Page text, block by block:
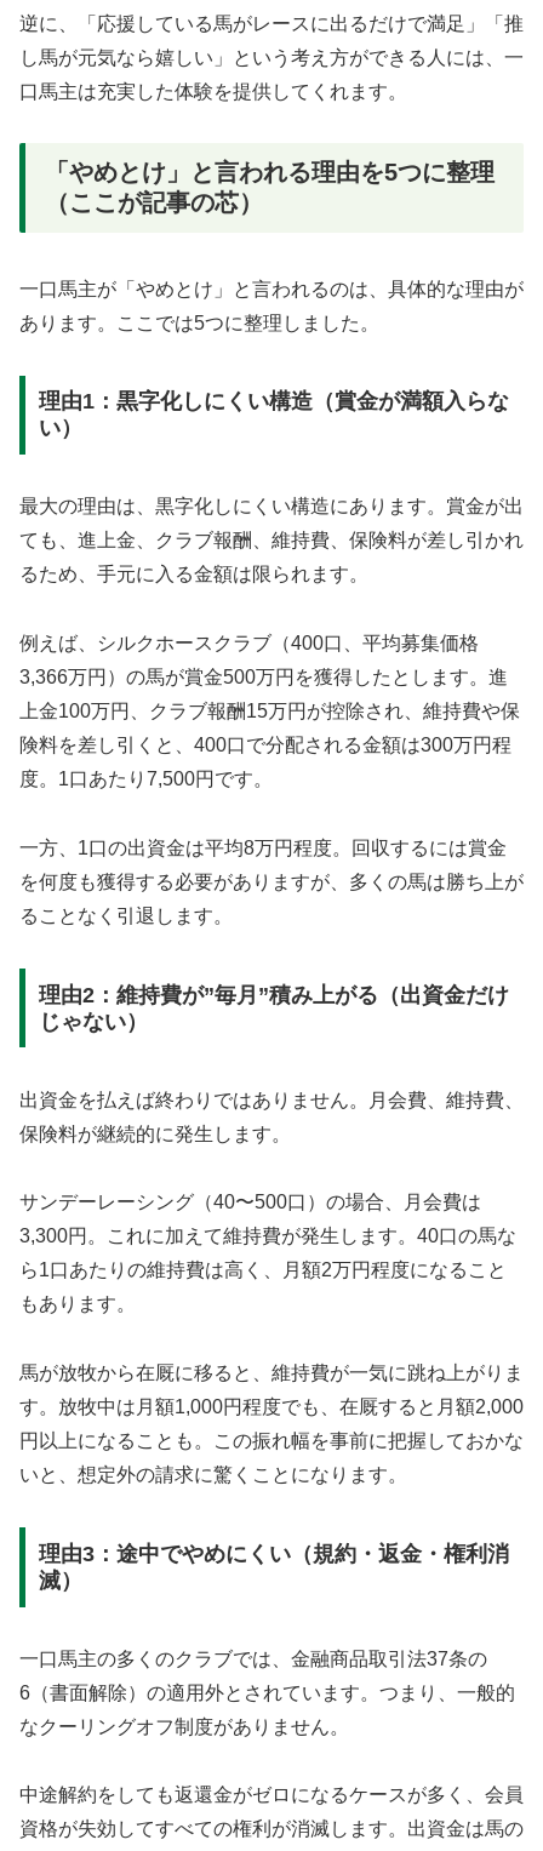
逆に、「応援している馬がレースに出るだけで満足」「推
し馬が元気なら嬉しい」という考え方ができる人には、一
口馬主は充実した体験を提供してくれます。
「やめとけ」と言われる理由を5つに整理
（ここが記事の芯）
一口馬主が「やめとけ」と言われるのは、具体的な理由が
あります。ここでは5つに整理しました。
理由1：黒字化しにくい構造（賞金が満額入らな
い）
最大の理由は、黒字化しにくい構造にあります。賞金が出
ても、進上金、クラブ報酬、維持費、保険料が差し引かれ
るため、手元に入る金額は限られます。
例えば、シルクホースクラブ（400口、平均募集価格
3,366万円）の馬が賞金500万円を獲得したとします。進
上金100万円、クラブ報酬15万円が控除され、維持費や保
険料を差し引くと、400口で分配される金額は300万円程
度。1口あたり7,500円です。
一方、1口の出資金は平均8万円程度。回収するには賞金
を何度も獲得する必要がありますが、多くの馬は勝ち上が
ることなく引退します。
理由2：維持費が”毎月”積み上がる（出資金だけ
じゃない）
出資金を払えば終わりではありません。月会費、維持費、
保険料が継続的に発生します。
サンデーレーシング（40〜500口）の場合、月会費は
3,300円。これに加えて維持費が発生します。40口の馬な
ら1口あたりの維持費は高く、月額2万円程度になること
もあります。
馬が放牧から在厩に移ると、維持費が一気に跳ね上がりま
す。放牧中は月額1,000円程度でも、在厩すると月額2,000
円以上になることも。この振れ幅を事前に把握しておかな
いと、想定外の請求に驚くことになります。
理由3：途中でやめにくい（規約・返金・権利消
滅）
一口馬主の多くのクラブでは、金融商品取引法37条の
6（書面解除）の適用外とされています。つまり、一般的
なクーリングオフ制度がありません。
中途解約をしても返還金がゼロになるケースが多く、会員
資格が失効してすべての権利が消滅します。出資金は馬の